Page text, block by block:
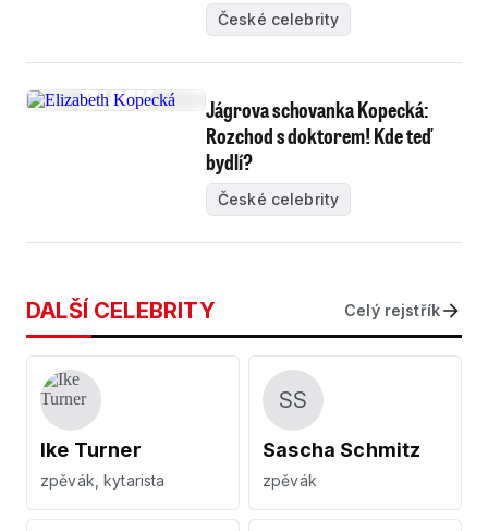
České celebrity
Jágrova schovanka Kopecká:
Rozchod s doktorem! Kde teď
bydlí?
České celebrity
DALŠÍ CELEBRITY Celý rejstřík
Ike Turner
zpěvák, kytarista
SS
Sascha Schmitz
zpěvák